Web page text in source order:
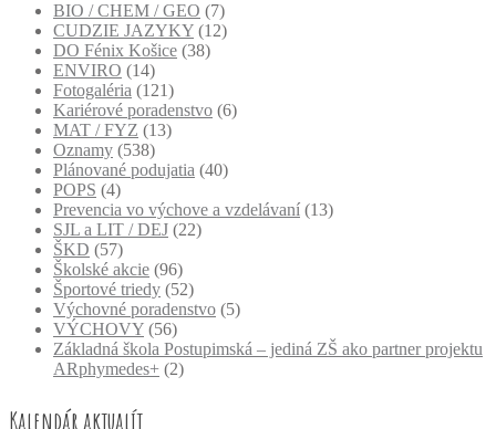
BIO / CHEM / GEO (7)
CUDZIE JAZYKY (12)
DO Fénix Košice (38)
ENVIRO (14)
Fotogaléria (121)
Kariérové poradenstvo (6)
MAT / FYZ (13)
Oznamy (538)
Plánované podujatia (40)
POPS (4)
Prevencia vo výchove a vzdelávaní (13)
SJL a LIT / DEJ (22)
ŠKD (57)
Školské akcie (96)
Športové triedy (52)
Výchovné poradenstvo (5)
VÝCHOVY (56)
Základná škola Postupimská – jediná ZŠ ako partner projektu
ARphymedes+ (2)
Kalendár aktualít